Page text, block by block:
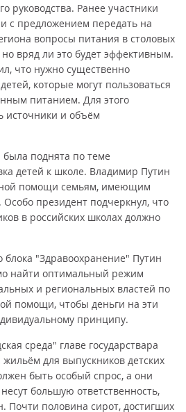
руководства. Ранее участники
с предложением передать на
вопросы питания в столовых
вряд ли это будет эффективным.
что нужно существенно
которые могут пользоваться
питанием. Для этого
источники и объём
поднята по теме
детей к школе. Владимир Путин
помощи семьям, имеющим
президент подчеркнул, что
в российских школах должно
блока "Здравоохранение" Путин
найти оптимальный режим
и региональных властей по
помощи, чтобы деньги на эти
принципу.
среда" главе государствара
для выпускников детских
быть особый спрос, а они
большую ответственность,
Почти половина сирот, достигших